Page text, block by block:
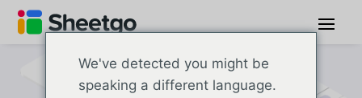
We've detected you might be
speaking a different language.